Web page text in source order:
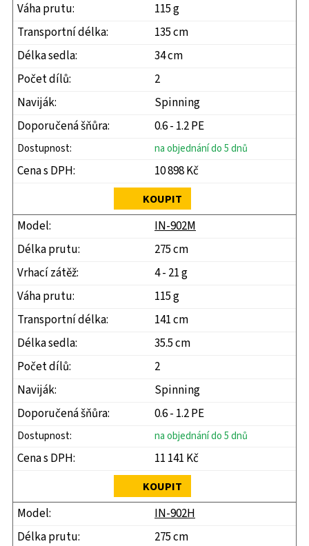
115 g
135 cm
34 cm
2
Spinning
0.6 - 1.2 PE
na objednání do 5 dnů
10 898 Kč
KOUPIT
IN-902M
275 cm
4 - 21 g
115 g
141 cm
35.5 cm
2
Spinning
0.6 - 1.2 PE
na objednání do 5 dnů
11 141 Kč
KOUPIT
IN-902H
275 cm